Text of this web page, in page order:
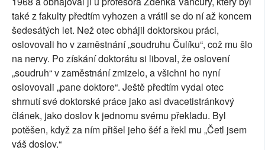
také z fakulty předtím vyhozen a vrátil se do ní až koncem
šedesátých let. Než otec obhájil doktorskou práci,
oslovovali ho v zaměstnání „soudruhu Čulíku“, což mu šlo
na nervy. Po získání doktorátu si liboval, že oslovení
„soudruh“ v zaměstnání zmizelo, a všichni ho nyní
oslovovali „pane doktore“. Ještě předtím vydal otec
shrnutí své doktorské práce jako asi dvacetistránkový
článek, jako doslov k jednomu svému překladu. Byl
potěšen, když za ním přišel jeho šéf a řekl mu „Četl jsem
váš doslov.“